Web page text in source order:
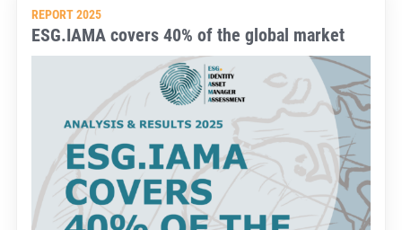
REPORT 2025
ESG.IAMA covers 40% of the global market